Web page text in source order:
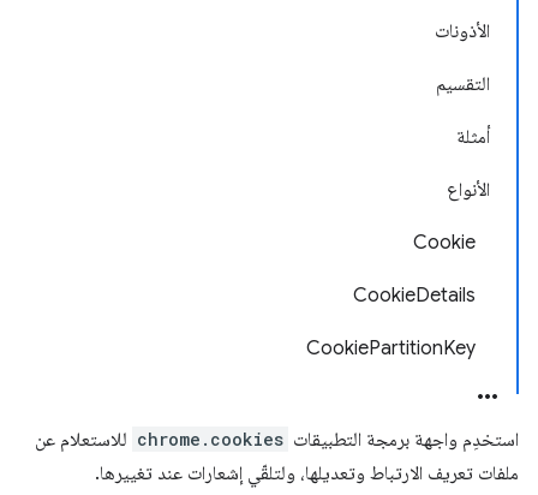
الأذونات
التقسيم
أمثلة
الأنواع
Cookie
CookieDetails
CookiePartitionKey
استخدِم واجهة برمجة التطبيقات chrome.cookies للاستعلام عن
ملفات تعريف الارتباط وتعديلها، ولتلقّي إشعارات عند تغييرها.